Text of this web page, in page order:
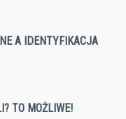
A IDENTYFIKACJA
TO MOŻLIWE!